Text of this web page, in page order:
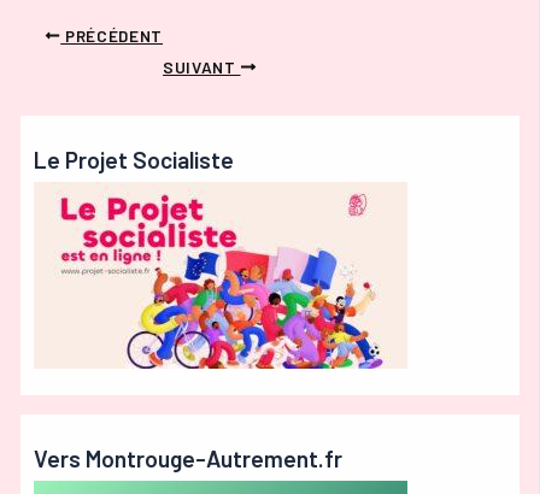
PRÉCÉDENT
SUIVANT
Le Projet Socialiste
Vers Montrouge-Autrement.fr